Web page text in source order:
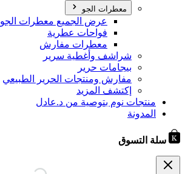
معطرات الجو
عرض الجميع معطرات الجو
فواحات عطرية
معطرات مفارش
شراشف وأغطية سرير
بيجامات حرير
مفارش ومنتجات الحرير الطبيعي
إكتشف المزيد
منتجات نوم بتوصية من د.عادل
المدونة
سلة التسوق